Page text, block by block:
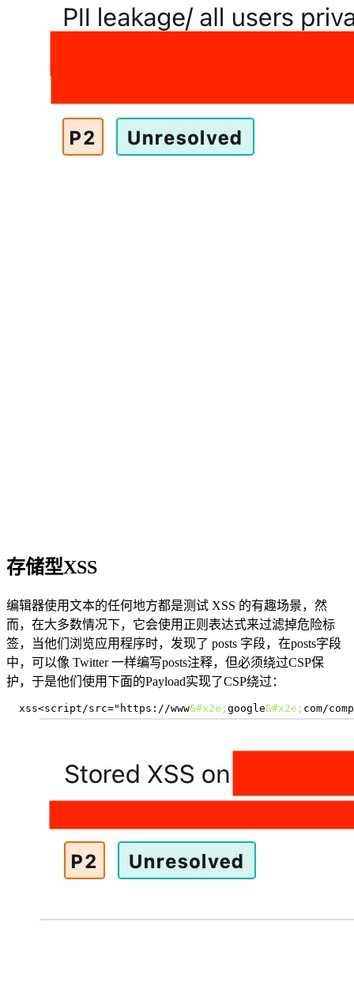
存储型XSS
编辑器使用文本的任何地方都是测试 XSS 的有趣场景，然
而，在大多数情况下，它会使用正则表达式来过滤掉危险标
签，当他们浏览应用程序时，发现了 posts 字段，在posts字段
中，可以像 Twitter 一样编写posts注释，但必须绕过CSP保
护，于是他们使用下面的Payload实现了CSP绕过：
xss<script/src="https://www&#x2e; google&#x2e; com/